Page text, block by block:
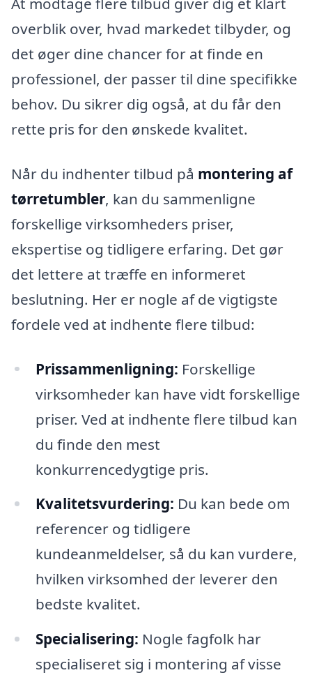
overblik over, hvad markedet tilbyder, og
det øger dine chancer for at finde en
professionel, der passer til dine specifikke
behov. Du sikrer dig også, at du får den
rette pris for den ønskede kvalitet.
Når du indhenter tilbud på montering af
tørretumbler, kan du sammenligne
forskellige virksomheders priser,
ekspertise og tidligere erfaring. Det gør
det lettere at træffe en informeret
beslutning. Her er nogle af de vigtigste
fordele ved at indhente flere tilbud:
Prissammenligning: Forskellige
virksomheder kan have vidt forskellige
priser. Ved at indhente flere tilbud kan
du finde den mest
konkurrencedygtige pris.
Kvalitetsvurdering: Du kan bede om
referencer og tidligere
kundeanmeldelser, så du kan vurdere,
hvilken virksomhed der leverer den
bedste kvalitet.
Specialisering: Nogle fagfolk har
specialiseret sig i montering af visse